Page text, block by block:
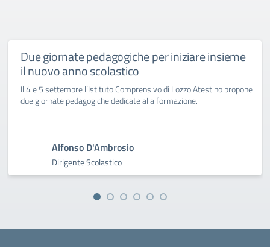
Due giornate pedagogiche per iniziare insieme
il nuovo anno scolastico
Il 4 e 5 settembre l’Istituto Comprensivo di Lozzo Atestino propone
due giornate pedagogiche dedicate alla formazione.
Alfonso D'Ambrosio
Dirigente Scolastico